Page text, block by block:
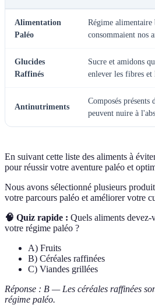
Alimentation
Paléo
Régime alimentaire
consommaient nos
Glucides
Raffinés
Sucre et amidons
enlever les fibres et
Antinutriments
Composés présents
peuvent nuire à
En suivant cette liste des aliments à
pour réussir votre aventure paléo et
Nous avons sélectionné plusieurs
votre parcours paléo et améliorer votre
🧠 Quiz rapide : Quels aliments
votre régime paléo ?
A) Fruits
B) Céréales raffinées
C) Viandes grillées
Réponse : B — Les céréales raffinées
régime paléo.